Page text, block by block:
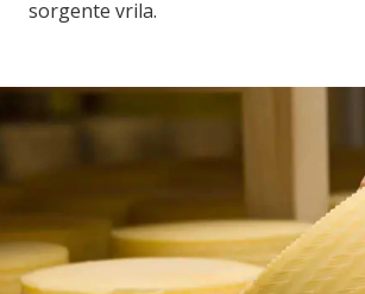
sorgente vrila.